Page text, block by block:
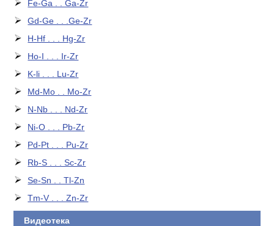
Fe-Ga . . Ga-Zr
Gd-Ge . . .Ge-Zr
H-Hf . . . Hg-Zr
Ho-I . . . Ir-Zr
K-li . . . Lu-Zr
Md-Mo . . Mo-Zr
N-Nb . . . Nd-Zr
Ni-O . . . Pb-Zr
Pd-Pt . . . Pu-Zr
Rb-S . . . Sc-Zr
Se-Sn . . Tl-Zn
Tm-V . . . Zn-Zr
Видеотека